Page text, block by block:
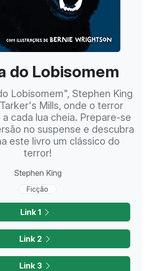
do Lobisomem
Lobisomem", Stephen King
Mills, onde o terror
cada lua cheia. Prepare-se
no suspense e descubra
este livro um clássico do
terror!
Stephen King
Ficção
Link 1
Link 2
Link 3